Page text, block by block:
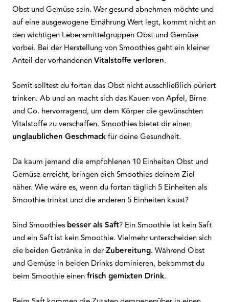
Obst und Gemüse sein. Wer gesund abnehmen möchte und
auf eine ausgewogene Ernährung Wert legt, kommt nicht an
den wichtigen Lebensmittelgruppen Obst und Gemüse
vorbei. Bei der Herstellung von Smoothies geht ein kleiner
Anteil der vorhandenenVitalstoffe verloren.
Somit solltest du fortan das Obst nicht ausschließlich püriert
trinken. Ab und an macht sich das Kauen von Apfel, Birne
und Co. hervorragend, um dem Körper die gewünschten
Vitalstoffe zu verschaffen. Smoothies bietet dir einen
unglaublichen Geschmackfür deine Gesundheit.
Da kaum jemand die empfohlenen 10 Einheiten Obst und
Gemüse erreicht, bringen dich Smoothies deinem Ziel
näher. Wie wäre es, wenn du fortan täglich 5 Einheiten als
Smoothie trinkst und die anderen 5 Einheiten kaust?
Sind Smoothies besser als Saft? Ein Smoothie ist kein Saft
und ein Saft ist kein Smoothie. Vielmehr unterscheiden sich
die beiden Getränke in derZubereitung. Während Obst
und Gemüse in beiden Drinks dominieren, bekommst du
beim Smoothie einenfrisch gemixten Drink.